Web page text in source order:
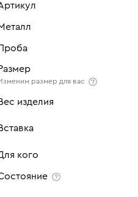
размер для вас
изделия
Бриллиант
Количество
кого